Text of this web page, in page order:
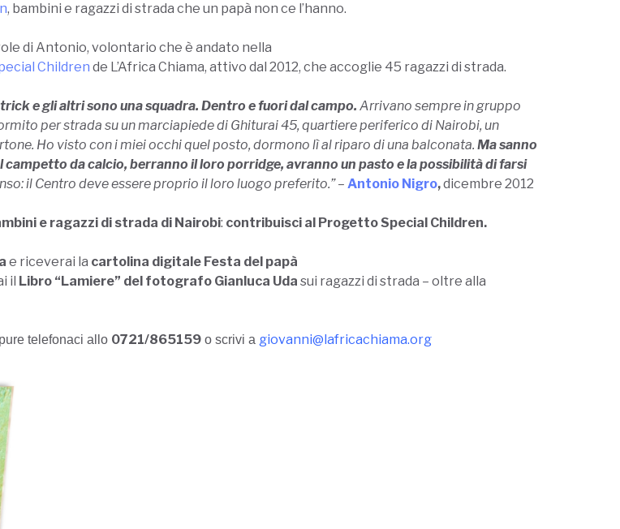
, bambini e ragazzi di strada che un papà non ce l’hanno.
di Antonio, volontario che è andato nella
Children de L’Africa Chiama, attivo dal 2012, che accoglie 45 ragazzi di strada.
e gli altri sono una squadra. Dentro e fuori dal campo. Arrivano sempre in gruppo
per strada su un marciapiede di Ghiturai 45, quartiere periferico di Nairobi, un
Ho visto con i miei occhi quel posto, dormono lì al riparo di una balconata. Ma sanno
da calcio, berranno il loro porridge, avranno un pasto e la possibilità di farsi
il Centro deve essere proprio il loro luogo preferito.” – Antonio Nigro,dicembre 2012
e ragazzi di strada di Nairobi: contribuisci al Progetto Special Children.
e riceverai la cartolina digitale Festa del papà
il Libro “Lamiere” del fotografo Gianluca Uda sui ragazzi di strada – oltre alla
telefonaci allo 0721/865159 o scrivi a giovanni@lafricachiama.org